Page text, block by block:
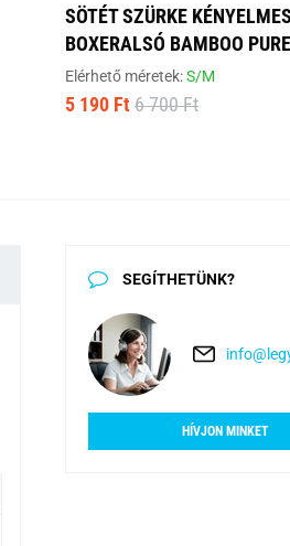
SÖTÉT SZÜRKE KÉNYELMES
BOXERALSÓ BAMBOO
Elérhető méretek:S/M
5 190 Ft 6 700 Ft
SEGÍTHETÜNK?
HÍVJON MINKET